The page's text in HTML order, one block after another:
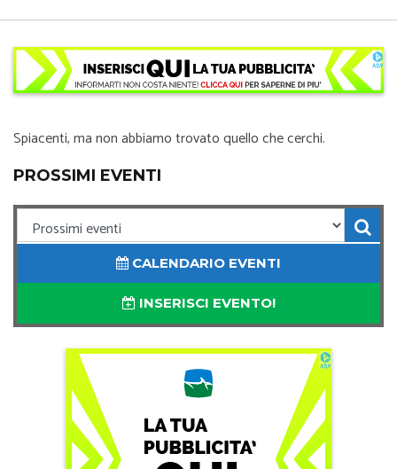
Spiacenti, ma non abbiamo trovato quello che cerchi.
PROSSIMI EVENTI
CALENDARIO EVENTI
INSERISCI EVENTO!